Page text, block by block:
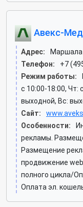
Авекс-
Адрес:
Маршала
Телефон:
+7
Режим работы:
c 10:00-18:00, Чт:
выходной, Вс:
Сайт:
Особенности:
рекламы.
Размещение
продвижение
полного цикла/
Оплата эл.